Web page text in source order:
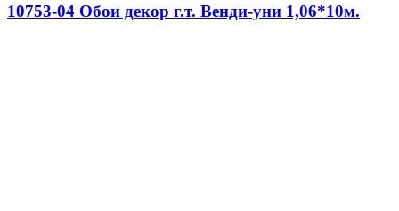
10753-04 Обои декор г.т. Венди-уни 1,06*10м.